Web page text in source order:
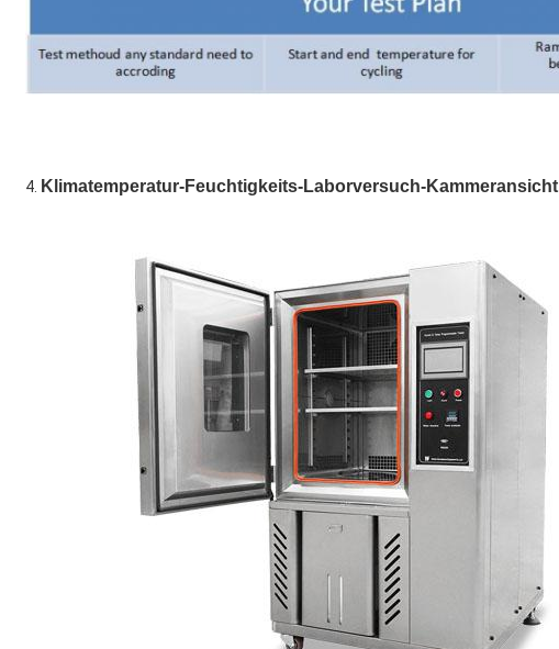
4. Klimatemperatur-Feuchtigkeits-Laborversuch-Kammeransicht